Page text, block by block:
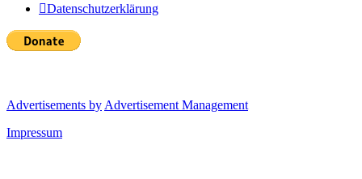
Datenschutzerklärung
Advertisements by Advertisement Management
Impressum